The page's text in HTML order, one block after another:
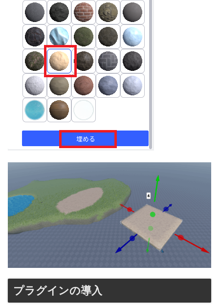
プラグインの導入